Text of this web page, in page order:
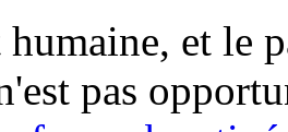
et le
pas